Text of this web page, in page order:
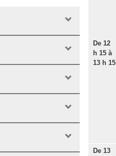
De 12
h 15 à
13 h 15
De 13